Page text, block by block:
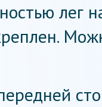
лег